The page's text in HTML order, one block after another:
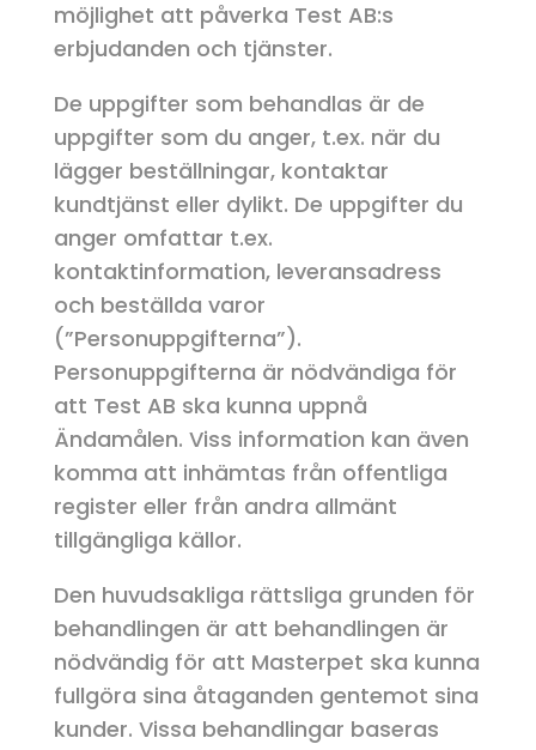
möjlighet att påverka Test AB:s
erbjudanden och tjänster.
De uppgifter som behandlas är de
uppgifter som du anger, t.ex. när du
lägger beställningar, kontaktar
kundtjänst eller dylikt. De uppgifter du
anger omfattar t.ex.
kontaktinformation, leveransadress
och beställda varor
(”Personuppgifterna”).
Personuppgifterna är nödvändiga för
att Test AB ska kunna uppnå
Ändamålen. Viss information kan även
komma att inhämtas från offentliga
register eller från andra allmänt
tillgängliga källor.
Den huvudsakliga rättsliga grunden för
behandlingen är att behandlingen är
nödvändig för att Masterpet ska kunna
fullgöra sina åtaganden gentemot sina
kunder. Vissa behandlingar baseras